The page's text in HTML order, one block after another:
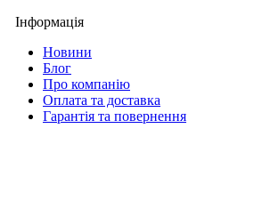
Інформація
Новини
Блог
Про компанію
Оплата та доставка
Гарантія та повернення